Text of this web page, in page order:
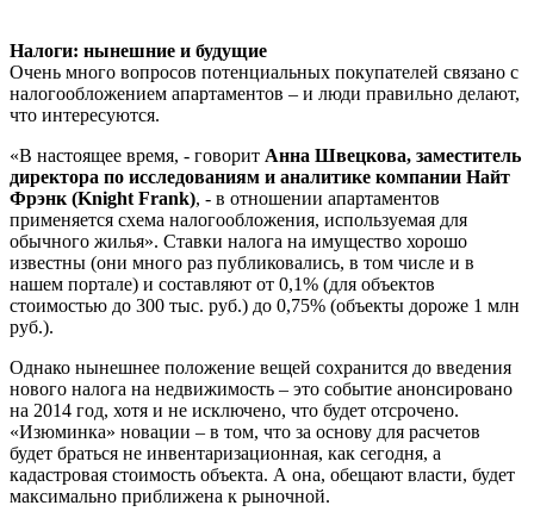
Налоги: нынешние и будущие
Очень много вопросов потенциальных покупателей связано с
налогообложением апартаментов – и люди правильно делают,
что интересуются.
«В настоящее время, - говорит Анна Швецкова, заместитель
директора по исследованиям и аналитике компании Найт
Фрэнк (Knight Frank), - в отношении апартаментов
применяется схема налогообложения, используемая для
обычного жилья». Ставки налога на имущество хорошо
известны (они много раз публиковались, в том числе и в
нашем портале) и составляют от 0,1% (для объектов
стоимостью до 300 тыс. руб.) до 0,75% (объекты дороже 1 млн
руб.).
Однако нынешнее положение вещей сохранится до введения
нового налога на недвижимость – это событие анонсировано
на 2014 год, хотя и не исключено, что будет отсрочено.
«Изюминка» новации – в том, что за основу для расчетов
будет браться не инвентаризационная, как сегодня, а
кадастровая стоимость объекта. А она, обещают власти, будет
максимально приближена к рыночной.